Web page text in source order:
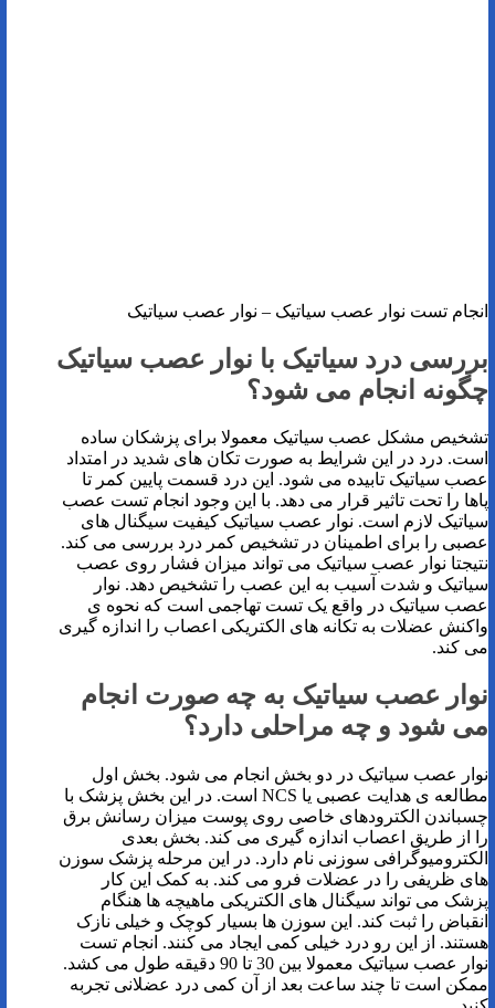
انجام تست نوار عصب سیاتیک – نوار عصب سیاتیک
بررسی درد سیاتیک با نوار عصب سیاتیک
چگونه انجام می شود؟
تشخیص مشکل عصب سیاتیک معمولا برای پزشکان ساده
است. درد در این شرایط به صورت تکان های شدید در امتداد
عصب سیاتیک تابیده می شود. این درد قسمت پایین کمر تا
پاها را تحت تاثیر قرار می دهد. با این وجود انجام تست عصب
سیاتیک لازم است. نوار عصب سیاتیک کیفیت سیگنال های
عصبی را برای اطمینان در تشخیص کمر درد بررسی می کند.
نتیجتا نوار عصب سیاتیک می تواند میزان فشار روی عصب
سیاتیک و شدت آسیب به این عصب را تشخیص دهد. نوار
عصب سیاتیک در واقع یک تست تهاجمی است که نحوه ی
واکنش عضلات به تکانه های الکتریکی اعصاب را اندازه گیری
می کند.
نوار عصب سیاتیک به چه صورت انجام
می شود و چه مراحلی دارد؟
نوار عصب سیاتیک در دو بخش انجام می شود. بخش اول
مطالعه ی هدایت عصبی یا NCS است. در این بخش پزشک با
چسباندن الکترودهای خاصی روی پوست میزان رسانش برق
را از طریق اعصاب اندازه گیری می کند. بخش بعدی
الکترومیوگرافی سوزنی نام دارد. در این مرحله پزشک سوزن
های ظریفی را در عضلات فرو می کند. به کمک این کار
پزشک می تواند سیگنال های الکتریکی ماهیچه ها هنگام
انقباض را ثبت کند. این سوزن ها بسیار کوچک و خیلی نازک
هستند. از این رو درد خیلی کمی ایجاد می کنند. انجام تست
نوار عصب سیاتیک معمولا بین 30 تا 90 دقیقه طول می کشد.
ممکن است تا چند ساعت بعد از آن کمی درد عضلانی تجربه